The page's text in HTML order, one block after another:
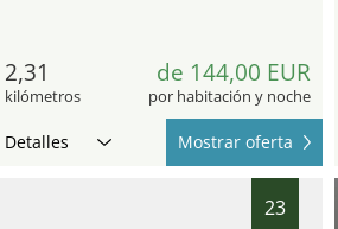
2,31
kilómetros
de 144,00 EUR
por habitación y noche
Detalles Mostrar oferta
23